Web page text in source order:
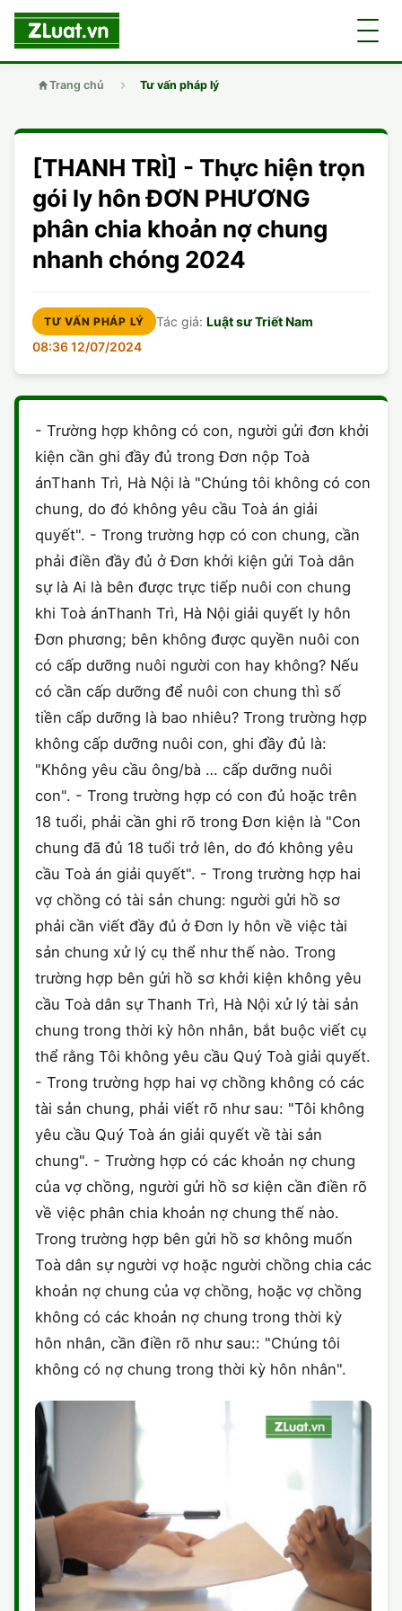
LUẬT SƯ
CHUYÊN VIÊN
TUYỂN DỤNG
DÂN SỰ
DOANH NGHIỆP
GIẤY PHÉP CON
LAO ĐỘNG
SỞ HỮU TRÍ TUỆ
THUẾ - BẢO HIỂM
DÂN SỰ
DOANH NGHIỆP
ĐẤT ĐAI
HÀNH CHÍNH
HÌNH SỰ
HÔN NHÂN - GIA ĐÌNH
LAO ĐỘNG
SỞ HỮU TRÍ TUỆ
THỪA KẾ - DI CHÚC
THUẾ VÀ KẾ TOÁN
DI CHÚC
ĐĂNG KÝ XE
HÀNH CHÍNH
DOANH NGHIỆP
HỘ KINH DOANH
SỞ HỮU TRÍ TUỆ
LÝ LỊCH TƯ PHÁP
TRÍCH LỤC HỘ TỊCH
CÔNG BỐ SẢN PHẨM
CHỨNG NHẬN HACCP
DÂN SỰ
HÌNH SỰ
HÔN NHÂN GIA ĐÌNH
MẪU HỢP ĐỒNG
MẪU KHÁC
VĂN BẢN TỐ TỤNG
Trang chủ Tư vấn pháp lý
[THANH TRÌ] - Thực hiện trọn
gói ly hôn ĐƠN PHƯƠNG
phân chia khoản nợ chung
nhanh chóng 2024
TƯ VẤN PHÁP LÝ Tác giả:Luật sư Triết Nam
08:36 12/07/2024
- Trường hợp không có con, người gửi đơn khởi
kiện cần ghi đầy đủ trong Đơn nộp Toà
ánThanh Trì, Hà Nội là "Chúng tôi không có con
chung, do đó không yêu cầu Toà án giải
quyết". - Trong trường hợp có con chung, cần
phải điền đầy đủ ở Đơn khởi kiện gửi Toà dân
sự là Ai là bên được trực tiếp nuôi con chung
khi Toà ánThanh Trì, Hà Nội giải quyết ly hôn
Đơn phương; bên không được quyền nuôi con
có cấp dưỡng nuôi người con hay không? Nếu
có cần cấp dưỡng để nuôi con chung thì số
tiền cấp dưỡng là bao nhiêu? Trong trường hợp
không cấp dưỡng nuôi con, ghi đầy đủ là:
"Không yêu cầu ông/bà … cấp dưỡng nuôi
con". - Trong trường hợp có con đủ hoặc trên
18 tuổi, phải cần ghi rõ trong Đơn kiện là "Con
chung đã đủ 18 tuổi trở lên, do đó không yêu
cầu Toà án giải quyết". - Trong trường hợp hai
vợ chồng có tài sản chung: người gửi hồ sơ
phải cần viết đầy đủ ở Đơn ly hôn về việc tài
sản chung xử lý cụ thể như thế nào. Trong
trường hợp bên gửi hồ sơ khởi kiện không yêu
cầu Toà dân sự Thanh Trì, Hà Nội xử lý tài sản
chung trong thời kỳ hôn nhân, bắt buộc viết cụ
thể rằng Tôi không yêu cầu Quý Toà giải quyết.
- Trong trường hợp hai vợ chồng không có các
tài sản chung, phải viết rõ như sau: "Tôi không
yêu cầu Quý Toà án giải quyết về tài sản
chung". - Trường hợp có các khoản nợ chung
của vợ chồng, người gửi hồ sơ kiện cần điền rõ
về việc phân chia khoản nợ chung thế nào.
Trong trường hợp bên gửi hồ sơ không muốn
Toà dân sự người vợ hoặc người chồng chia các
khoản nợ chung của vợ chồng, hoặc vợ chồng
không có các khoản nợ chung trong thời kỳ
hôn nhân, cần điền rõ như sau:: "Chúng tôi
không có nợ chung trong thời kỳ hôn nhân".